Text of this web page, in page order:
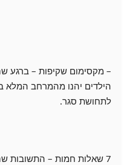
– מקסימום שקיפות – ברגע
הילדים יהנו מהמרחב המלא
לתחושת סגר.
7 שאלות חמות – התשובות שהייתם רוצים לשמוע עכשיו